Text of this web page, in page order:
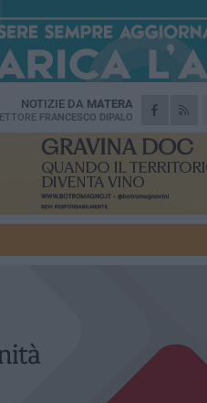
NOTIZIE DA MATERA
FRANCESCO DIPALO